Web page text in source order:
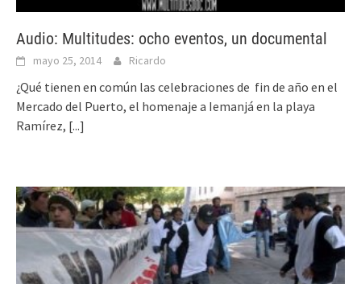
Audio: Multitudes: ocho eventos, un documental
mayo 25, 2014 Ricardo
¿Qué tienen en común las celebraciones de fin de año en el
Mercado del Puerto, el homenaje a Iemanjá en la playa
Ramírez, [...]